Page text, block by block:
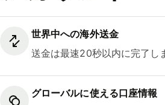
世界中への海外送金
送金は最速20秒以内に完了し
グローバルに使える口座情報